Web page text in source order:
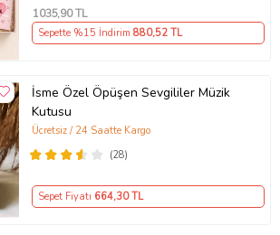
1035,90 TL
Sepette %15 İndirim 880,52 TL
İsme Özel Öpüşen Sevgililer Müzik
Kutusu
(28)
Ücretsiz / 24 Saatte Kargo
Sepet Fiyatı 664,30 TL